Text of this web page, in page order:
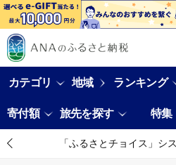
カテゴリ 地域 ランキング
寄付額 旅先を探す 特集
「ふるさとチョイス」シ